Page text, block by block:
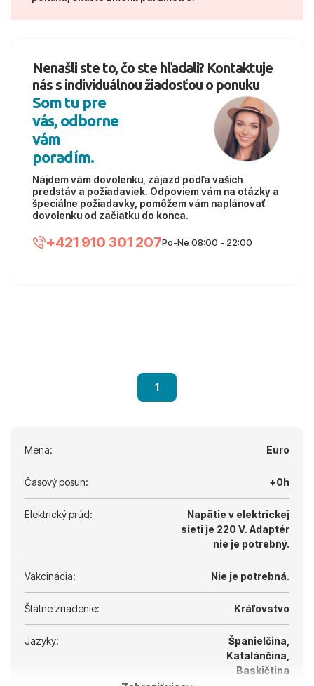
Nenašli ste to, čo ste hľadali? Kontaktuje
nás s individuálnou žiadosťou o ponuku
Som tu pre
vás, odborne
vám
poradím.
Nájdem vám dovolenku, zájazd podľa vašich
predstáv a požiadaviek. Odpoviem vám na otázky a
špeciálne požiadavky, pomôžem vám naplánovať
dovolenku od začiatku do konca.
+421 910 301 207Po-Ne 08:00 - 22:00
1
Mena: Euro
Časový posun: +0h
Elektrický prúd:
Napätie v elektrickej
sieti je 220 V. Adaptér
nie je potrebný.
Vakcinácia: Nie je potrebná.
Štátne zriadenie: Kráľovstvo
Jazyky:
Španielčina,
Katalánčina,
Baskičtina